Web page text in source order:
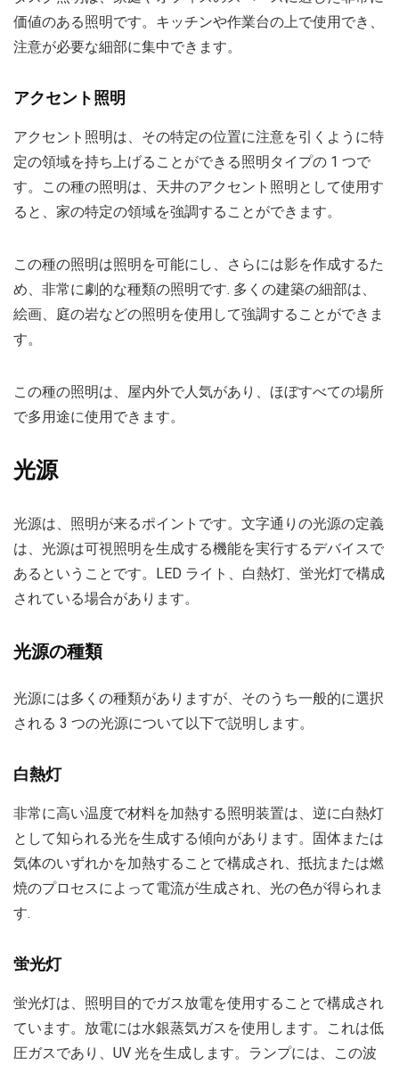
価値のある照明です。キッチンや作業台の上で使用でき、
注意が必要な細部に集中できます。
アクセント照明
アクセント照明は、その特定の位置に注意を引くように特
定の領域を持ち上げることができる照明タイプの 1 つで
す。この種の照明は、天井のアクセント照明として使用す
ると、家の特定の領域を強調することができます。
この種の照明は照明を可能にし、さらには影を作成するた
め、非常に劇的な種類の照明です. 多くの建築の細部は、
絵画、庭の岩などの照明を使用して強調することができま
す。
この種の照明は、屋内外で人気があり、ほぼすべての場所
で多用途に使用できます。
光源
光源は、照明が来るポイントです。文字通りの光源の定義
は、光源は可視照明を生成する機能を実行するデバイスで
あるということです。LED ライト、白熱灯、蛍光灯で構成
されている場合があります。
光源の種類
光源には多くの種類がありますが、そのうち一般的に選択
される 3 つの光源について以下で説明します。
白熱灯
非常に高い温度で材料を加熱する照明装置は、逆に白熱灯
として知られる光を生成する傾向があります。固体または
気体のいずれかを加熱することで構成され、抵抗または燃
焼のプロセスによって電流が生成され、光の色が得られま
す.
蛍光灯
蛍光灯は、照明目的でガス放電を使用することで構成され
ています。放電には水銀蒸気ガスを使用します。これは低
圧ガスであり、UV 光を生成します。ランプには、この波